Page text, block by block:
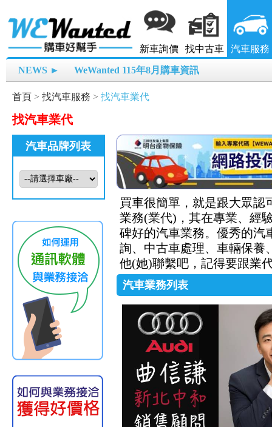
新車詢價 找中古車 汽車服務
NEWS ► WeWanted 115年8月購車資訊
首頁 > 找汽車服務 > 找汽車業代
找汽車業代
汽車品牌列表
買車很簡單，就是跟大眾認
業務(業代)，其在專業、經
碑好的汽車業務。優秀的汽
詢、中古車處理、車輛保養
他(她)聯繫吧，記得要跟業
汽車業務列表